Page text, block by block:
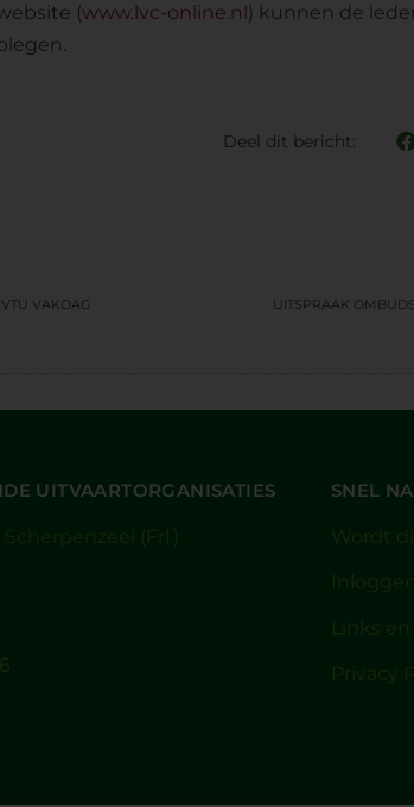
(www.lvc-online.nl ) kunnen de
Deel dit bericht:
VAKDAG UITSPRAAK
UITVAARTORGANISATIES SNEL